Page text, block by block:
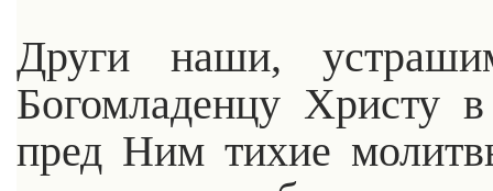
Други наши,
Богомладенцу Христу
пред Ним тихие